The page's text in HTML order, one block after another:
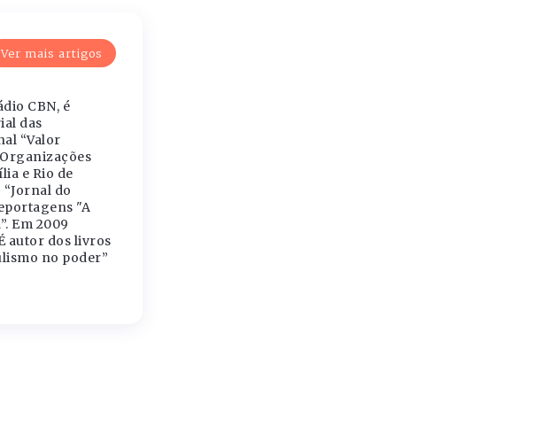
Ver mais artigos
CBN, é
das
“Valor
e Rio de
do
"A
Em 2009
autor dos livros
no poder”